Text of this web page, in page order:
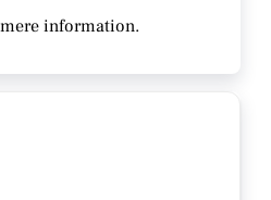
information.